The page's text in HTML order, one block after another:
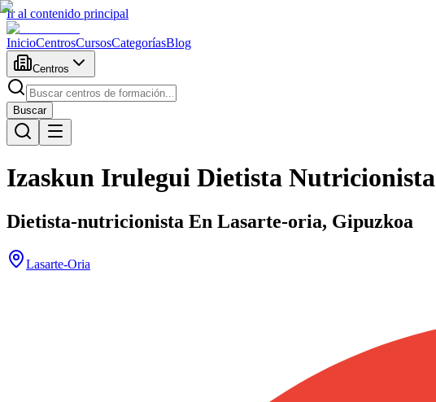
Ir al contenido principal
InicioCentrosCursosCategoríasBlog
Centros
Buscar
Izaskun Irulegui Dietista Nutricionista
Dietista-nutricionista En Lasarte-oria, Gipuzkoa
Lasarte-Oria